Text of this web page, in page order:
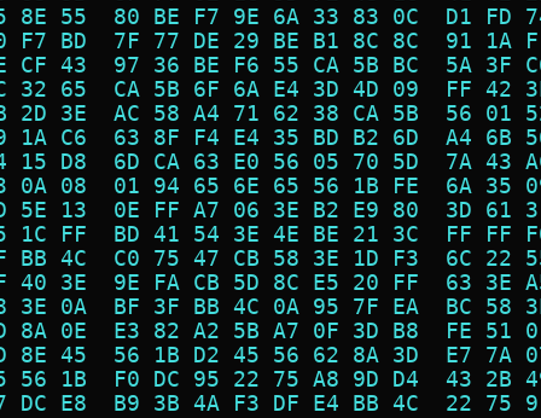
8E 55  80 BE F7 9E 6A 33 83 0C  D1
F7 BD  7F 77 DE 29 BE B1 8C 8C  91
CF 43  97 36 BE F6 55 CA 5B BC  5A
32 65  CA 5B 6F 6A E4 3D 4D 09  FF
2D 3E  AC 58 A4 71 62 38 CA 5B  56
1A C6  63 8F F4 E4 35 BD B2 6D  A4
15 D8  6D CA 63 E0 56 05 70 5D  7A
0A 08  01 94 65 6E 65 56 1B FE  6A
5E 13  0E FF A7 06 3E B2 E9 80  3D
1C FF  BD 41 54 3E 4E BE 21 3C  FF
BB 4C  C0 75 47 CB 58 3E 1D F3  6C
40 3E  9E FA CB 5D 8C E5 20 FF  63
3E 0A  BF 3F BB 4C 0A 95 7F EA  BC
8A 0E  E3 82 A2 5B A7 0F 3D B8  FE
8E 45  56 1B D2 45 56 62 8A 3D  E7
56 1B  F0 DC 95 22 75 A8 9D D4  43
DC E8  B9 3B 4A F3 DF E4 BB 4C  22